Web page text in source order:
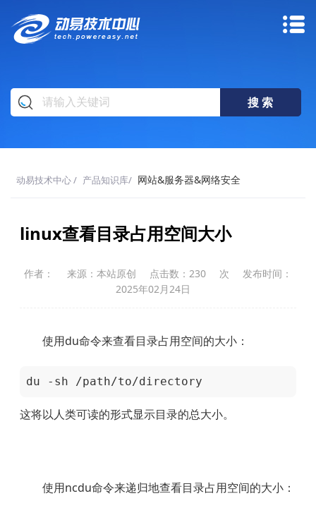
动易技术中心/ 产品知识库/ 网站&服务器&网络安全
linux查看目录占用空间大小
作者： 来源：本站原创 点击数： 230 次
发布时间：
2025年02月24日
使用du命令来查看目录占用空间的大小：
du -sh /path/to/directory
这将以人类可读的形式显示目录的总大小。
使用ncdu命令来递归地查看目录占用空间的大小：